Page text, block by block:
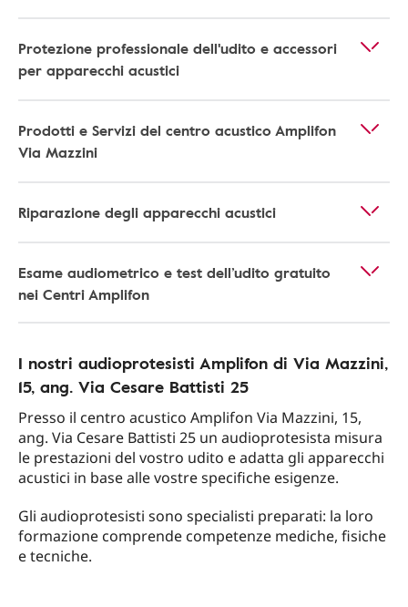
Protezione professionale dell'udito e accessori
per apparecchi acustici
Prodotti e Servizi del centro acustico Amplifon
Via Mazzini
Riparazione degli apparecchi acustici
Esame audiometrico e test dell’udito gratuito
nei Centri Amplifon
I nostri audioprotesisti Amplifon di Via Mazzini,
15, ang. Via Cesare Battisti 25
Presso il centro acustico Amplifon Via Mazzini, 15,
ang. Via Cesare Battisti 25 un audioprotesista misura
le prestazioni del vostro udito e adatta gli apparecchi
acustici in base alle vostre specifiche esigenze.
Gli audioprotesisti sono specialisti preparati: la loro
formazione comprende competenze mediche, fisiche
e tecniche.